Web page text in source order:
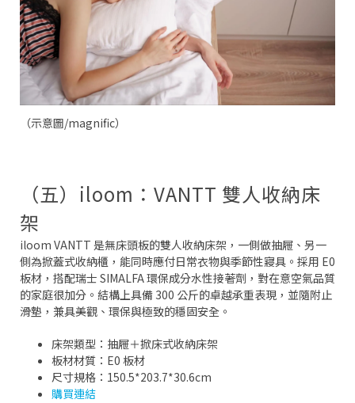
（示意圖/magnific）
（五）iloom：VANTT 雙人收納床
架
iloom VANTT 是無床頭板的雙人收納床架，一側做抽屜、另一
側為掀蓋式收納櫃，能同時應付日常衣物與季節性寢具。採用 E0
板材，搭配瑞士 SIMALFA 環保成分水性接著劑，對在意空氣品質
的家庭很加分。結構上具備 300 公斤的卓越承重表現，並隨附止
滑墊，兼具美觀、環保與極致的穩固安全。
床架類型：抽屜＋掀床式收納床架
板材材質：E0 板材
尺寸規格：150.5*203.7*30.6cm
購買連結